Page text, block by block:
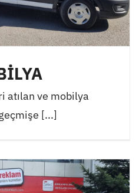
atılan ve mobilya
[...]